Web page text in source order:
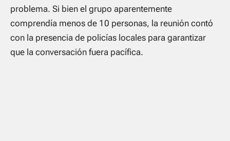
problema. Si bien el grupo aparentemente
comprendía menos de 10 personas, la reunión contó
con la presencia de policías locales para garantizar
que la conversación fuera pacífica.